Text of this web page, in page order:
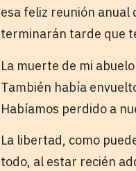
esa feliz reunión anual
terminarán tarde que
La muerte de mi
También había
Habíamos perdido a
La libertad, como
todo, al estar recién